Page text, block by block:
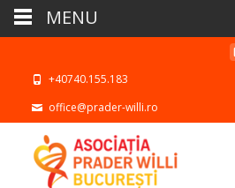
+40740.155.183
office@prader-willi.ro
MENU